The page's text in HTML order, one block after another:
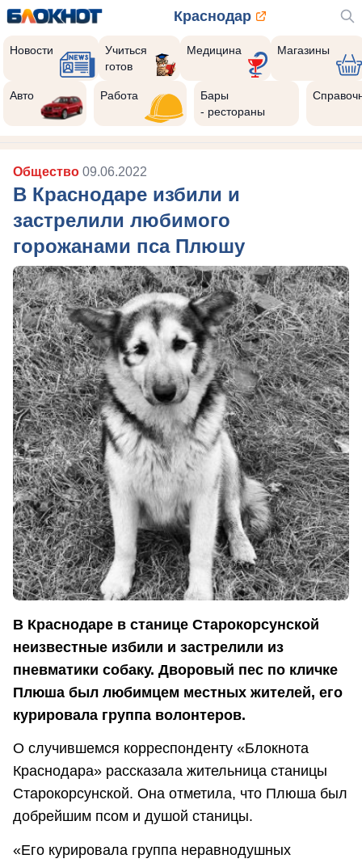
Краснодар
Новости
Учиться
готов
Медицина Магазины
Авто Работа
Бары
- рестораны
Общество 09.06.2022
В Краснодаре избили и
застрелили любимого
горожанами пса Плюшу
В Краснодаре в станице Старокорсунской
неизвестные избили и застрелили из
пневматики собаку. Дворовый пес по кличке
Плюша был любимцем местных жителей, его
курировала группа волонтеров.
О случившемся корреспонденту «Блокнота
Краснодара» рассказала жительница станицы
Старокорсунской. Она отметила, что Плюша был
добрейшим псом и душой станицы.
«Его курировала группа неравнодушных